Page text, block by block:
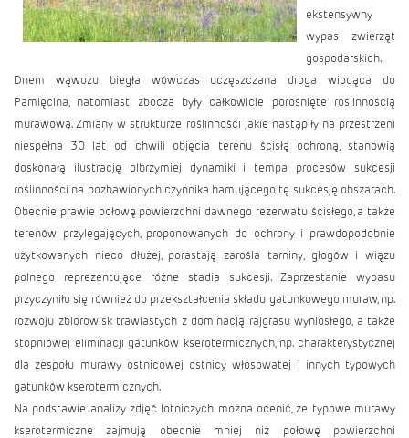
ekstensywny
wypas zwierząt
gospodarskich.
Dnem wąwozu biegła wówczas uczęszczana droga wiodąca do
Pamięcina, natomiast zbocza były całkowicie porośnięte roślinnością
murawową. Zmiany w strukturze roślinności jakie nastąpiły na przestrzeni
niespełna 30 lat od chwili objęcia terenu ścisłą ochroną, stanowią
doskonałą ilustrację olbrzymiej dynamiki i tempa procesów sukcesji
roślinności na pozbawionych czynnika hamującego tę sukcesję obszarach.
Obecnie prawie połowę powierzchni dawnego rezerwatu ścisłego, a także
terenów przylegających, proponowanych do ochrony i prawdopodobnie
użytkowanych nieco dłużej, porastają zarośla tarniny, głogów i wiązu
polnego reprezentujące różne stadia sukcesji. Zaprzestanie wypasu
przyczyniło się również do przekształcenia składu gatunkowego muraw, np.
rozwoju zbiorowisk trawiastych z dominacją rajgrasu wyniosłego, a także
stopniowej eliminacji gatunków kserotermicznych, np. charakterystycznej
dla zespołu murawy ostnicowej ostnicy włosowatej i innych typowych
gatunków kserotermicznych.
Na podstawie analizy zdjęć lotniczych można ocenić, że typowe murawy
kserotermiczne zajmują obecnie mniej niż połowę powierzchni